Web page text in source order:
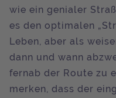
wie ein genialer
es den optimalen
Leben, aber als
dann und wann
fernab der Route zu
merken, dass der